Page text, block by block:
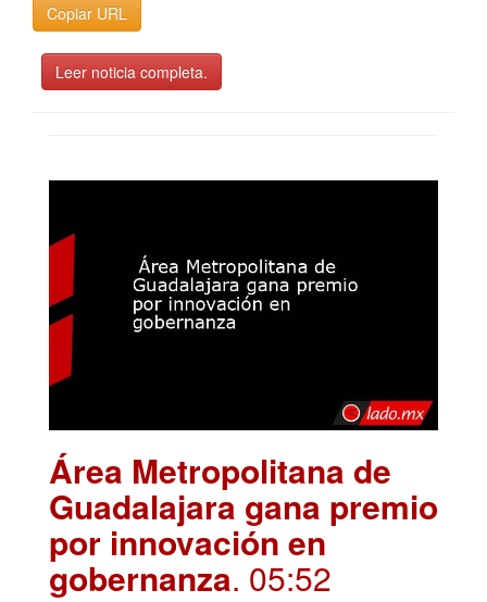
Copiar URL
Leer noticia completa.
Área Metropolitana de
Guadalajara gana premio
por innovación en
gobernanza. 05:52